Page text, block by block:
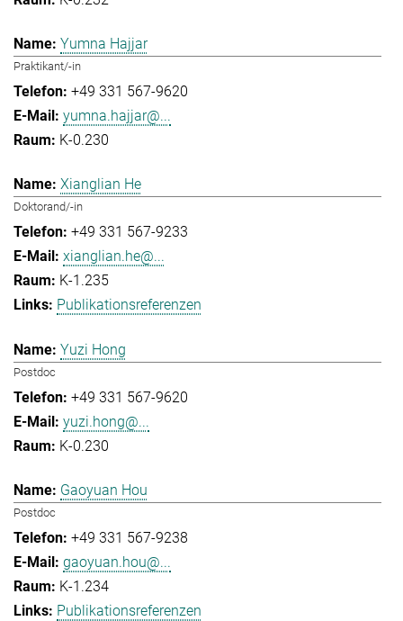
Yumna Hajjar
Praktikant/-in
+49 331 567-9620
yumna.hajjar@...
K-0.230
Xianglian He
Doktorand/-in
+49 331 567-9233
xianglian.he@...
K-1.235
Publikationsreferenzen
Yuzi Hong
Postdoc
+49 331 567-9620
yuzi.hong@...
K-0.230
Gaoyuan Hou
Postdoc
+49 331 567-9238
gaoyuan.hou@...
K-1.234
Publikationsreferenzen